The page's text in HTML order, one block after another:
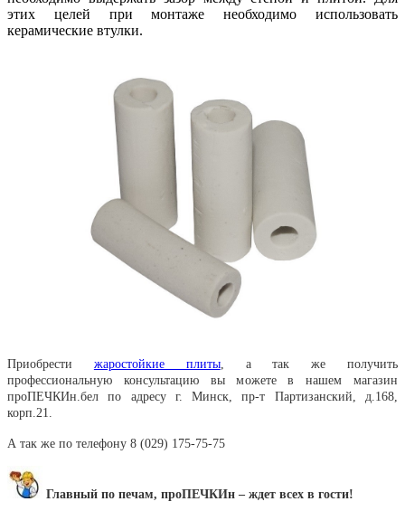
этих целей при монтаже необходимо использовать
керамические втулки.
Приобрести жаростойкие плиты, а так же получить
профессиональную консультацию вы можете в нашем магазин
проПЕЧКИн.бел по адресу г. Минск, пр-т Партизанский, д.168,
корп.21.
А так же по телефону 8 (029) 175-75-75
Главный по печам, проПЕЧКИн – ждет всех в гости!